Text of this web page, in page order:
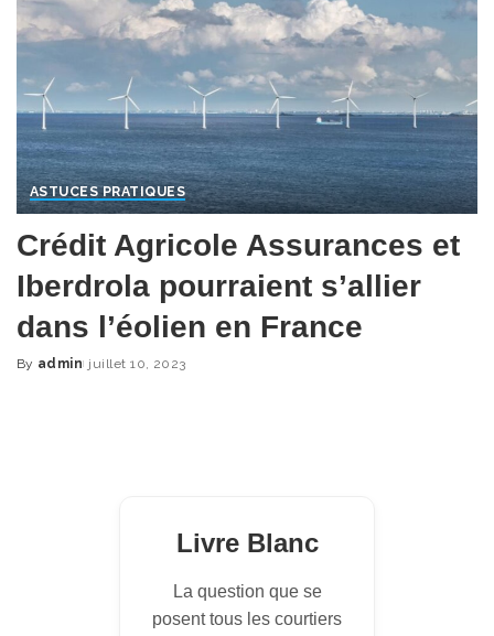
ASTUCES PRATIQUES
Crédit Agricole Assurances et
Iberdrola pourraient s’allier
dans l’éolien en France
Posted
By admin juillet 10, 2023
Livre Blanc
La question que se
posent tous les courtiers